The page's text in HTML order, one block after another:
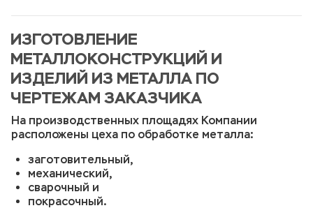
ИЗГОТОВЛЕНИЕ
МЕТАЛЛОКОНСТРУКЦИЙ И
ИЗДЕЛИЙ ИЗ МЕТАЛЛА ПО
ЧЕРТЕЖАМ ЗАКАЗЧИКА
На производственных площадях Компании
расположены цеха по обработке металла:
заготовительный,
механический,
сварочный и
покрасочный.